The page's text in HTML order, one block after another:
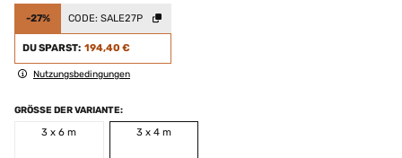
-27% CODE: SALE27P
DU SPARST: 194,40 €
Nutzungsbedingungen
GRÖSSE DER VARIANTE:
3 x 6 m
3 x 4 m